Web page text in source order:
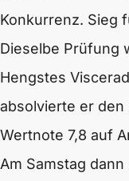
Konkurrenz. Sieg
Dieselbe Prüfung
Hengstes
absolvierte er
Wertnote 7,8 auf
Am Samstag